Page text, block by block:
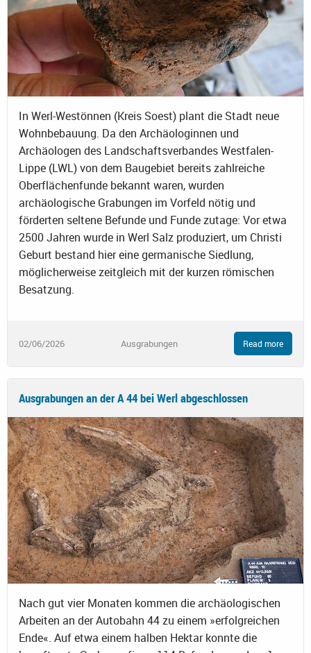
In Werl-Westönnen (Kreis Soest) plant die Stadt neue
Wohnbebauung. Da den Archäologinnen und
Archäologen des Landschaftsverbandes Westfalen-
Lippe (LWL) von dem Baugebiet bereits zahlreiche
Oberflächenfunde bekannt waren, wurden
archäologische Grabungen im Vorfeld nötig und
förderten seltene Befunde und Funde zutage: Vor etwa
2500 Jahren wurde in Werl Salz produziert, um Christi
Geburt bestand hier eine germanische Siedlung,
möglicherweise zeitgleich mit der kurzen römischen
Besatzung.
02/06/2026 Ausgrabungen Read more
Ausgrabungen an der A 44 bei Werl abgeschlossen
Nach gut vier Monaten kommen die archäologischen
Arbeiten an der Autobahn 44 zu einem »erfolgreichen
Ende«. Auf etwa einem halben Hektar konnte die